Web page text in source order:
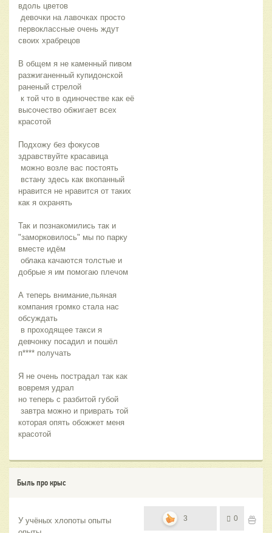
вдоль цветов
первоклассные очень ждут
своих храбрецов
В общем я не каменный пивом
разжиганенный купидонской
раненый стрелой
высочество обжигает всех
красотой
Подхожу без фокусов
здравствуйте красавица
можно возле вас постоять
нравится не нравится от таких
как я охранять
Так и познакомились так и
"заморковилось" мы по парку
вместе идём
добрые я им помогаю плечом
А теперь внимание,пьяная
компания громко стала нас
обсуждать
девчонку посадил и пошёл
п**** получать
Я не очень пострадал так как
вовремя удрал
но теперь с разбитой губой
которая опять обожжет меня
красотой
Быль про крыс
У учёных хлопоты опыты
3 0